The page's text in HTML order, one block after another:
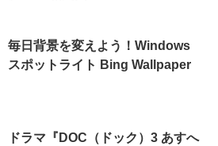
毎日背景を変えよう！Windows
スポットライト Bing Wallpaper
ドラマ『DOC（ドック）3 あすへ